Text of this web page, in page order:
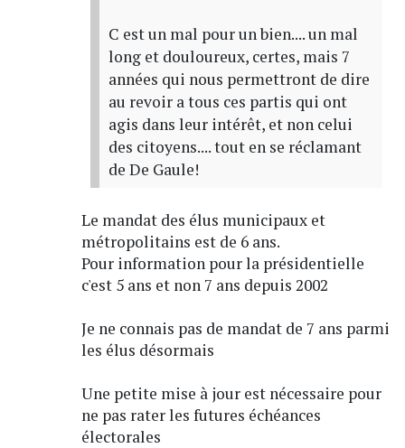
C est un mal pour un bien.... un mal
long et douloureux, certes, mais 7
années qui nous permettront de dire
au revoir a tous ces partis qui ont
agis dans leur intérêt, et non celui
des citoyens.... tout en se réclamant
de De Gaule!
Le mandat des élus municipaux et
métropolitains est de 6 ans.
Pour information pour la présidentielle
c'est 5 ans et non 7 ans depuis 2002
Je ne connais pas de mandat de 7 ans parmi
les élus désormais
Une petite mise à jour est nécessaire pour
ne pas rater les futures échéances
électorales